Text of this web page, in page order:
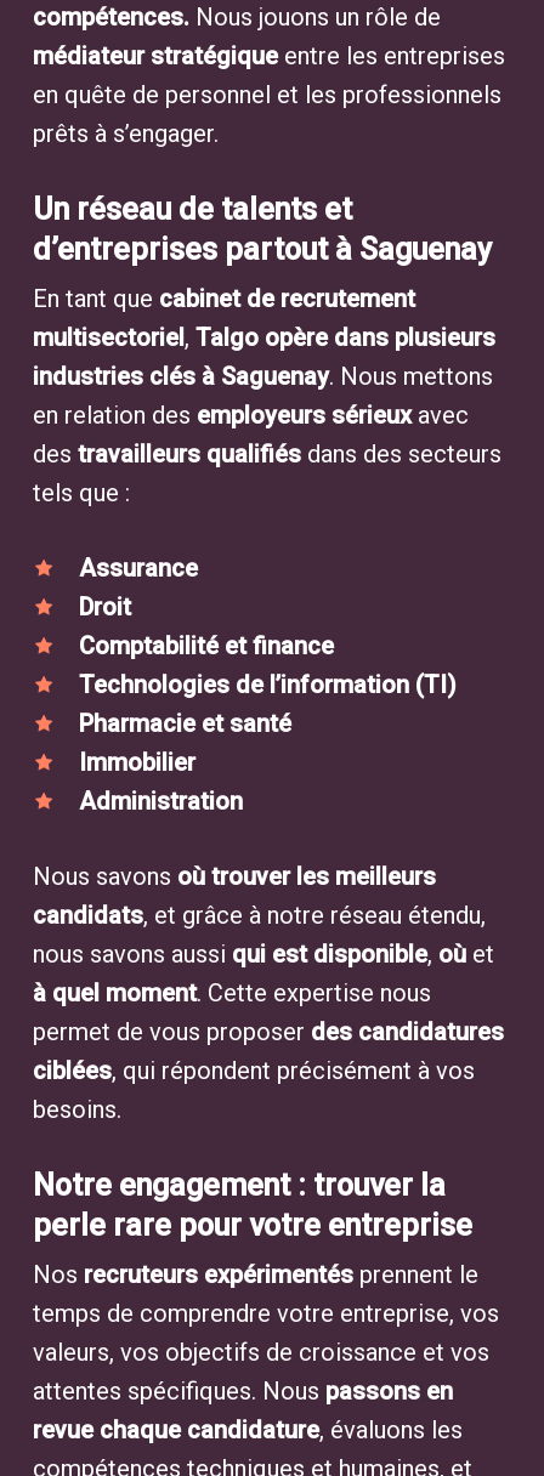
compétences.Nous jouons un rôle de
médiateur stratégiqueentre les entreprises
en quête de personnel et les professionnels
prêts à s’engager.
Un réseau de talents et
d’entreprises partout à Saguenay
En tant que cabinet de recrutement
multisectoriel, Talgo opère dans plusieurs
industries clés à Saguenay. Nous mettons
en relation des employeurs sérieuxavec
des travailleurs qualifiésdans des secteurs
tels que :
Assurance
Droit
Comptabilité et finance
Technologies de l’information (TI)
Pharmacie et santé
Immobilier
Administration
Nous savons où trouver les meilleurs
candidats, et grâce à notre réseau étendu,
nous savons aussi qui est disponible, oùet
à quel moment. Cette expertise nous
permet de vous proposer des candidatures
ciblées, qui répondent précisément à vos
besoins.
Notre engagement : trouver la
perle rare pour votre entreprise
Nos recruteurs expérimentésprennent le
temps de comprendre votre entreprise, vos
valeurs, vos objectifs de croissance et vos
attentes spécifiques. Nous passons en
revue chaque candidature, évaluons les
compétences techniques et humaines, et